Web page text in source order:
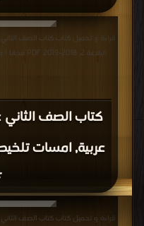
كتاب الصف
قراءة و تحميل كتاب كتاب الصف
البلاغة 2, 2018-2019 PDF مجانا | مكتبة >
قراءة و تحميل كتاب كتاب الصف